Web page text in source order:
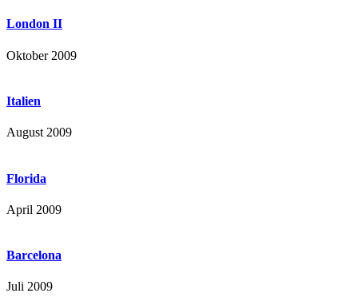
London II
Oktober 2009
Italien
August 2009
Florida
April 2009
Barcelona
Juli 2009